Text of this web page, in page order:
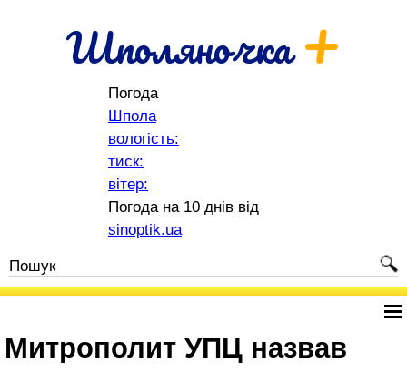
Шполяночка+
Погода
Шпола
вологість:
тиск:
вітер:
Погода на 10 днів від
sinoptik.ua
Митрополит УПЦ назвав